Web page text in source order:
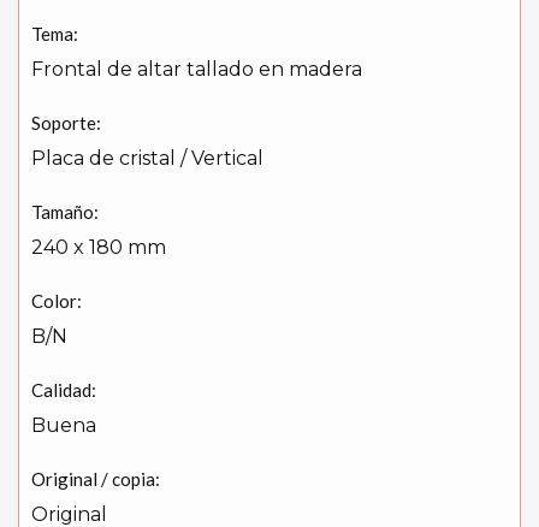
Tema:
Frontal de altar tallado en madera
Soporte:
Placa de cristal / Vertical
Tamaño:
240 x 180 mm
Color:
B/N
Calidad:
Buena
Original / copia:
Original